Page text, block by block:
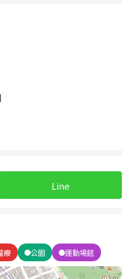
5房以上
Line
療 公園 運動場館